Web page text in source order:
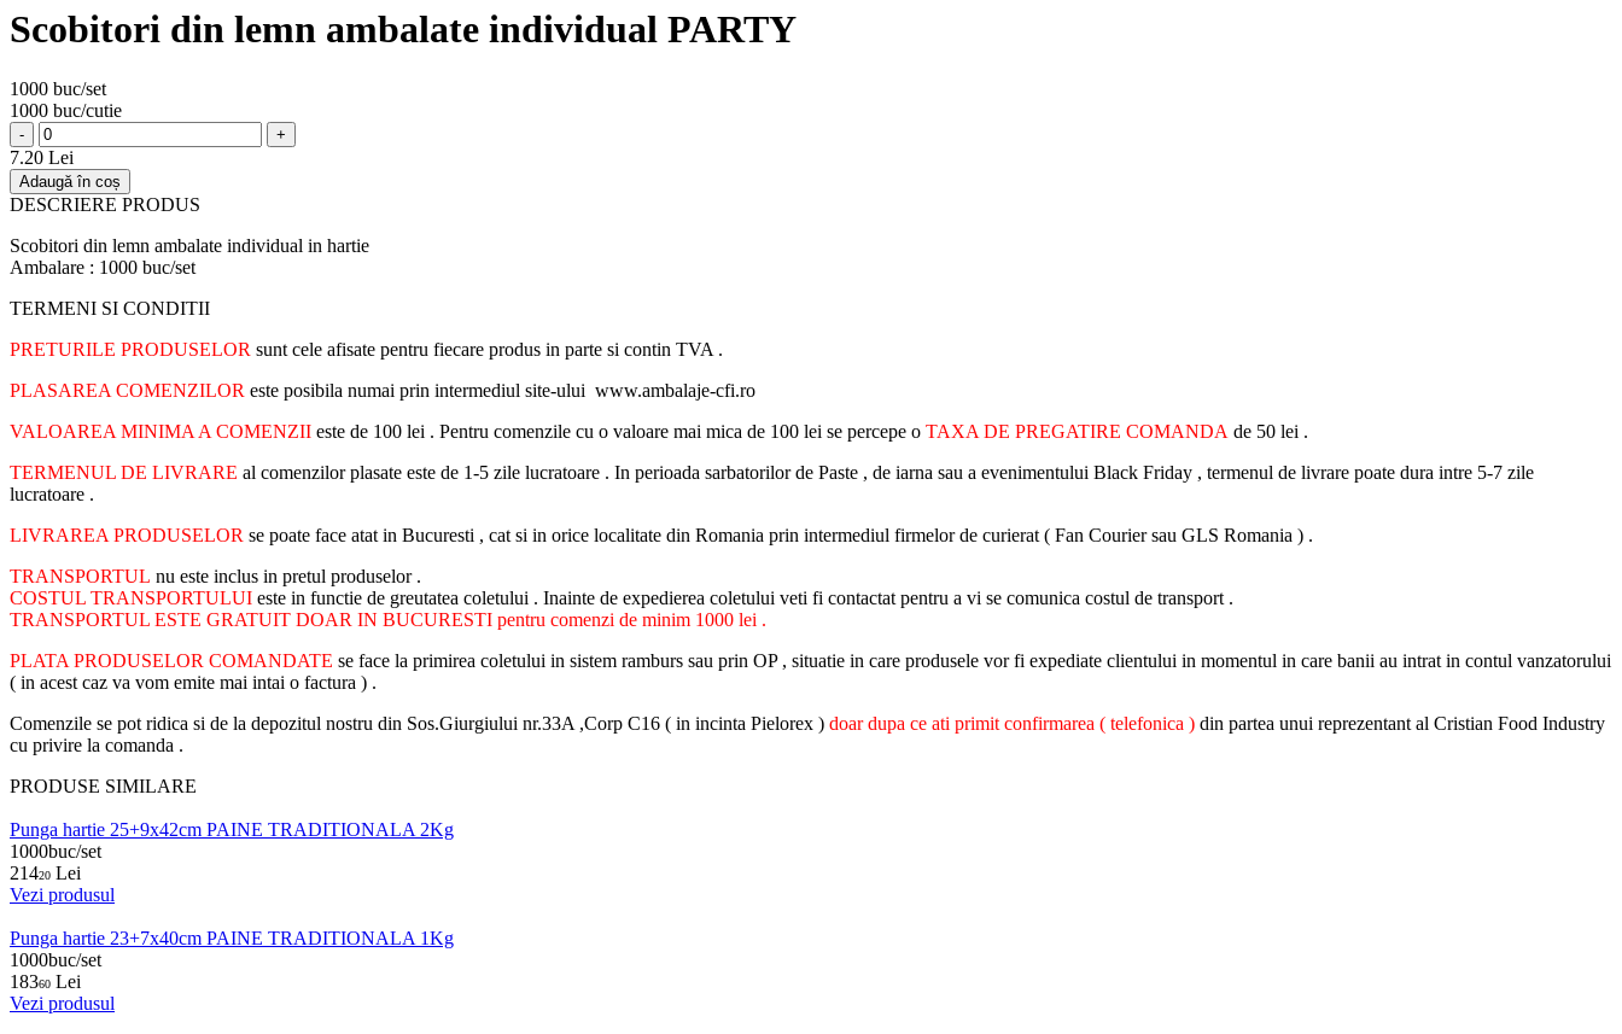
Scobitori din lemn ambalate individual PARTY
1000 buc/set
1000 buc/cutie
- +
7.20 Lei
Adaugă în coș
DESCRIERE PRODUS
Scobitori din lemn ambalate individual in hartie
Ambalare : 1000 buc/set
TERMENI SI CONDITII
PRETURILE PRODUSELOR sunt cele afisate pentru fiecare produs in parte si contin TVA .
PLASAREA COMENZILOR este posibila numai prin intermediul site-ului www.ambalaje-cfi.ro
VALOAREA MINIMA A COMENZII este de 100 lei . Pentru comenzile cu o valoare mai mica de 100 lei se percepe o TAXA DE PREGATIRE COMANDA de 50 lei .
TERMENUL DE LIVRARE al comenzilor plasate este de 1-5 zile lucratoare . In perioada sarbatorilor de Paste , de iarna sau a evenimentului Black Friday , termenul de livrare poate dura intre 5-7 zile
lucratoare .
LIVRAREA PRODUSELOR se poate face atat in Bucuresti , cat si in orice localitate din Romania prin intermediul firmelor de curierat ( Fan Courier sau GLS Romania ) .
TRANSPORTUL nu este inclus in pretul produselor .
COSTUL TRANSPORTULUI este in functie de greutatea coletului . Inainte de expedierea coletului veti fi contactat pentru a vi se comunica costul de transport .
TRANSPORTUL ESTE GRATUIT DOAR IN BUCURESTI pentru comenzi de minim 1000 lei .
PLATA PRODUSELOR COMANDATE se face la primirea coletului in sistem ramburs sau prin OP , situatie in care produsele vor fi expediate clientului in momentul in care banii au intrat in contul vanzatorului
( in acest caz va vom emite mai intai o factura ) .
Comenzile se pot ridica si de la depozitul nostru din Sos.Giurgiului nr.33A ,Corp C16 ( in incinta Pielorex ) doar dupa ce ati primit confirmarea ( telefonica ) din partea unui reprezentant al Cristian Food Industry
cu privire la comanda .
PRODUSE SIMILARE
Punga hartie 25+9x42cm PAINE TRADITIONALA 2Kg
1000buc/set
21420 Lei
Vezi produsul
Punga hartie 23+7x40cm PAINE TRADITIONALA 1Kg
1000buc/set
18360 Lei
Vezi produsul